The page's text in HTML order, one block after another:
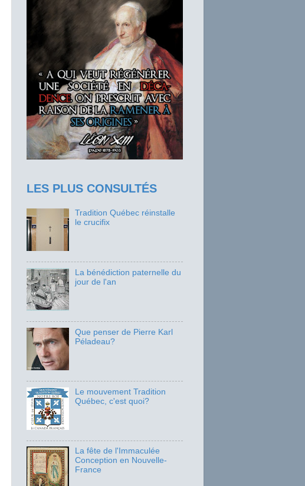
LES PLUS CONSULTÉS
Tradition Québec réinstalle
le crucifix
La bénédiction paternelle du
jour de l'an
Que penser de Pierre Karl
Péladeau?
Le mouvement Tradition
Québec, c'est quoi?
La fête de l'Immaculée
Conception en Nouvelle-
France